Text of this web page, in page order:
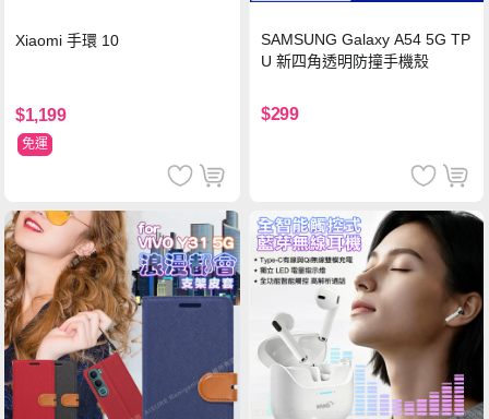
Xiaomi 手環 10
$1,199
免運
SAMSUNG Galaxy A54 5G TP
U 新四角透明防撞手機殼
$299